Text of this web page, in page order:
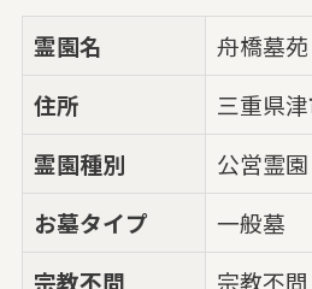
霊園名
舟橋墓苑
住所
三重県
霊園種別
公営霊園
お墓タイプ
一般墓
宗教不問
宗教不問